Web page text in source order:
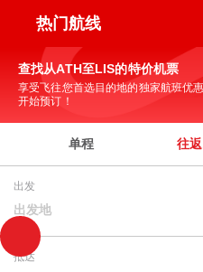
热门航线
查找从ATH至LIS的特价机票
享受飞往您首选目的地的独家航班优
开始预订！
单程 往返
出发
出发地
抵达